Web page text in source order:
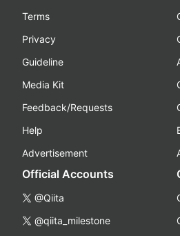
Terms
Privacy
Guideline
Media Kit
Feedback/Requests
Help
Advertisement
Official Accounts
@Qiita
@qiita_milestone